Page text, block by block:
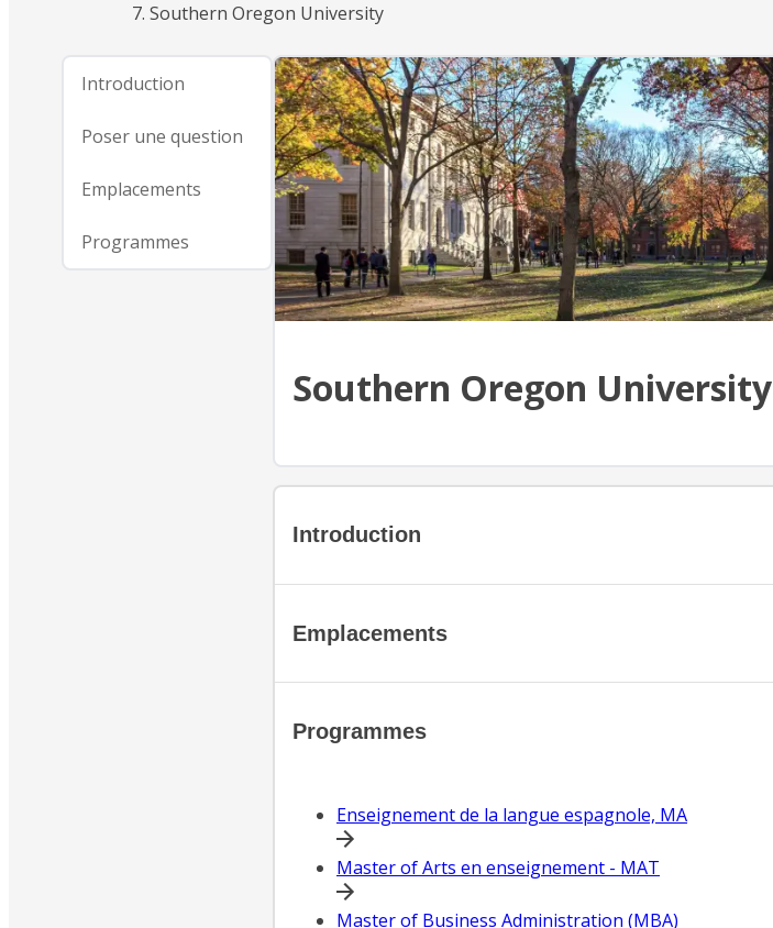
Southern Oregon University
Introduction
Poser une question
Emplacements
Programmes
Southern Oregon University
Introduction
Emplacements
Programmes
Enseignement de la langue espagnole, MA
Master of Arts en enseignement - MAT
Master of Business Administration (MBA)